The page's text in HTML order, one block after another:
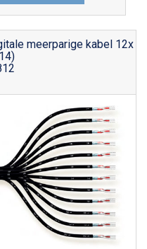
meerparige kabel 12x